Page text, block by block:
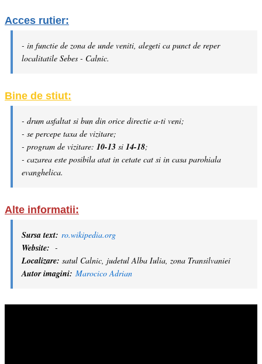
Acces rutier:
- in functie de zona de unde veniti, alegeti ca punct de reper
localitatile Sebes - Calnic.
Bine de stiut:
- drum asfaltat si bun din orice directie a-ti veni;
- se percepe taxa de vizitare;
- program de vizitare: 10-13 si 14-18;
- cazarea este posibila atat in cetate cat si in casa parohiala
evanghelica.
Alte informatii:
Sursa text: ro.wikipedia.org
Website: -
Localizare: satul Calnic, judetul Alba Iulia, zona Transilvaniei
Autor imagini: Marocico Adrian